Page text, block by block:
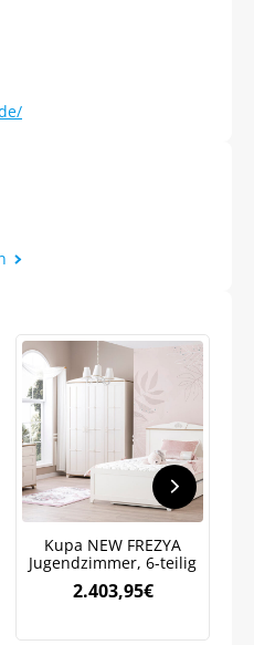
Kupa NEW FREZYA
Jugendzimmer, 6-teilig
2.403,95€
sichern!
senden
Laufenden über
wie wir Ihre Daten für
Lesen Sie unsere